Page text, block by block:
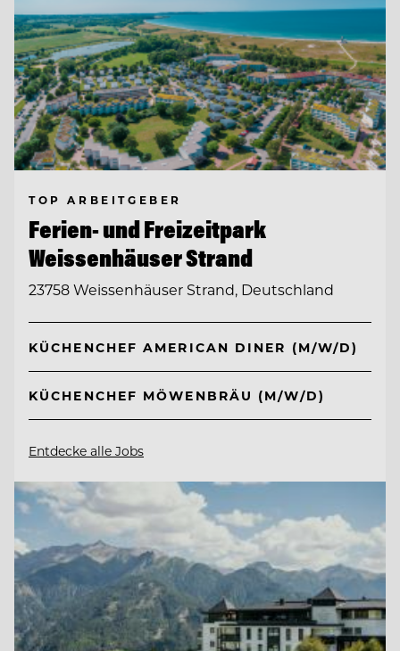
TOP ARBEITGEBER
Ferien- und Freizeitpark
Weissenhäuser Strand
23758 Weissenhäuser Strand, Deutschland
KÜCHENCHEF AMERICAN DINER (M/W/D)
KÜCHENCHEF MÖWENBRÄU (M/W/D)
Entdecke alle Jobs